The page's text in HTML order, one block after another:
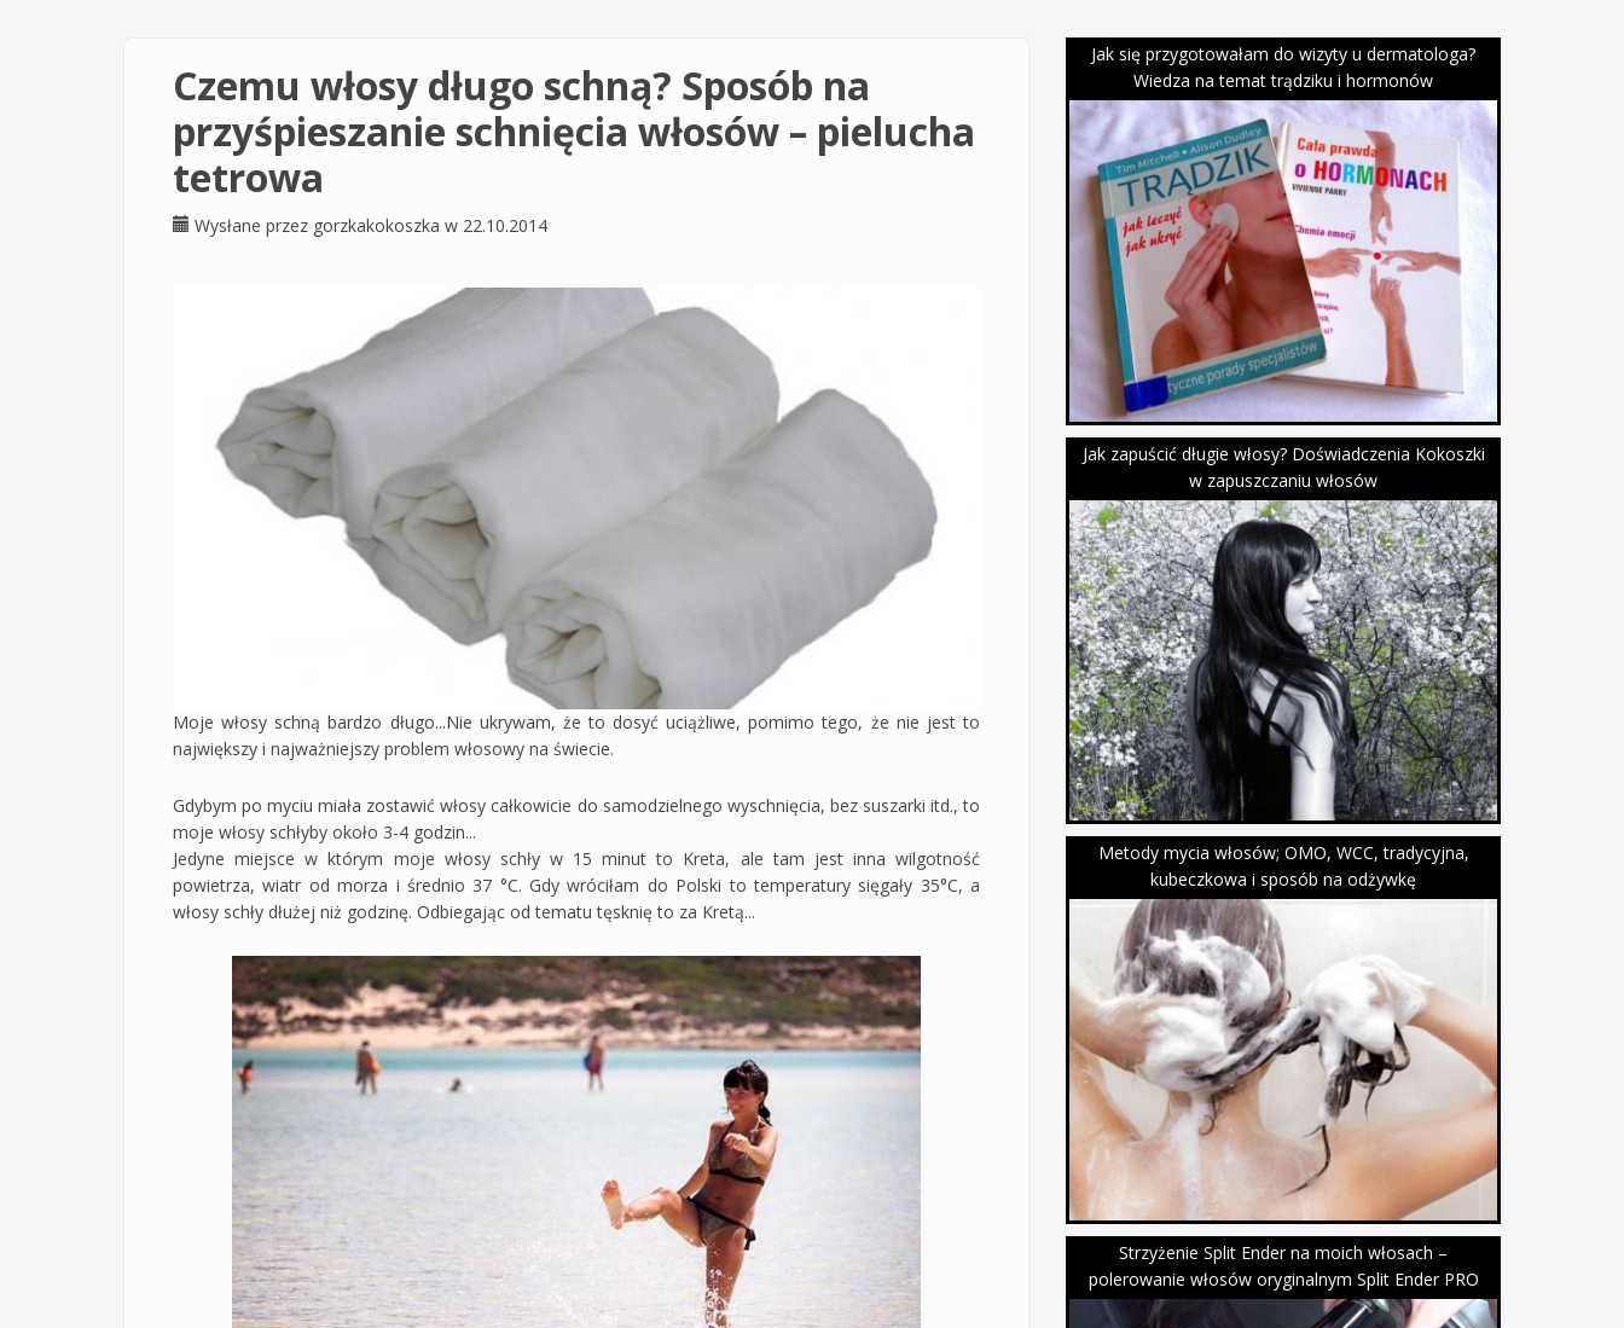
Czemu włosy długo schną? Sposób na
przyśpieszanie schnięcia włosów – pielucha
tetrowa
Wysłane przez gorzkakokoszka w 22.10.2014
Moje włosy schną bardzo długo...Nie ukrywam, że to dosyć uciążliwe, pomimo tego, że nie jest to
największy i najważniejszy problem włosowy na świecie.
Gdybym po myciu miała zostawić włosy całkowicie do samodzielnego wyschnięcia, bez suszarki itd., to
moje włosy schłyby około 3-4 godzin...
Jedyne miejsce w którym moje włosy schły w 15 minut to Kreta, ale tam jest inna wilgotność
powietrza, wiatr od morza i średnio 37 °C. Gdy wróciłam do Polski to temperatury sięgały 35°C, a
włosy schły dłużej niż godzinę. Odbiegając od tematu tęsknię to za Kretą...
Jak się przygotowałam do wizyty u dermatologa?
Wiedza na temat trądziku i hormonów
Jak zapuścić długie włosy? Doświadczenia Kokoszki
w zapuszczaniu włosów
Metody mycia włosów; OMO, WCC, tradycyjna,
kubeczkowa i sposób na odżywkę
Strzyżenie Split Ender na moich włosach –
polerowanie włosów oryginalnym Split Ender PRO